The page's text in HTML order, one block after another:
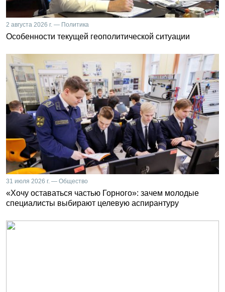
2 августа 2026 г. — Политика
Особенности текущей геополитической ситуации
31 июля 2026 г. — Общество
«Хочу оставаться частью Горного»: зачем молодые
специалисты выбирают целевую аспирантуру